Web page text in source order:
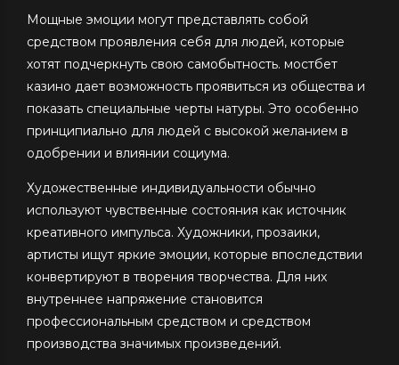
Мощные эмоции могут представлять собой
средством проявления себя для людей, которые
хотят подчеркнуть свою самобытность. мостбет
казино дает возможность проявиться из общества и
показать специальные черты натуры. Это особенно
принципиально для людей с высокой желанием в
одобрении и влиянии социума.
Художественные индивидуальности обычно
используют чувственные состояния как источник
креативного импульса. Художники, прозаики,
артисты ищут яркие эмоции, которые впоследствии
конвертируют в творения творчества. Для них
внутреннее напряжение становится
профессиональным средством и средством
производства значимых произведений.